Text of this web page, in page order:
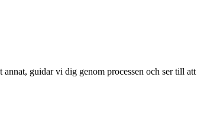
guidar vi dig genom processen och ser till att